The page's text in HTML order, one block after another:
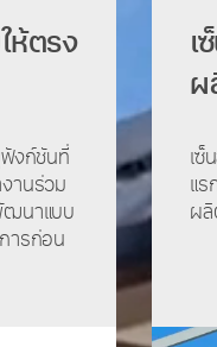
ห้ตรง
ฟังก์ชันที่
านร่วม
ฒนาแบบ
ารก่อน
เ
ผ
เซ็
แร
ผลิ